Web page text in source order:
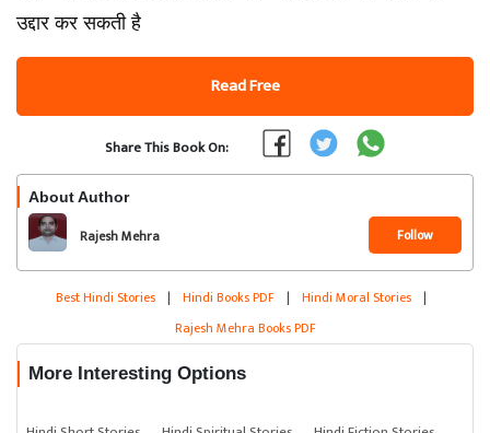
उद्दार कर सकती है
Read Free
Share This Book On:
About Author
Rajesh Mehra Follow
Best Hindi Stories | Hindi Books PDF | Hindi Moral Stories |
Rajesh Mehra Books PDF
More Interesting Options